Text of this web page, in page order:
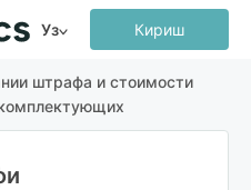
Уз Кириш
штрафа и стоимости